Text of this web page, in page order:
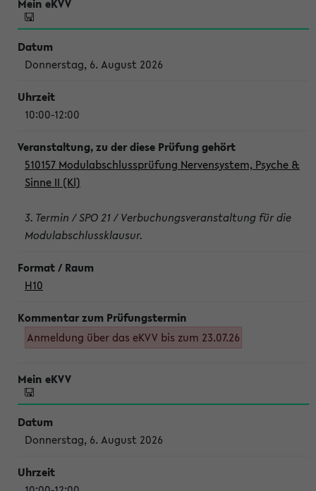
Donnerstag, 6. August 2026
10:00-12:00
510157 Modulabschlussprüfung Nervensystem, Psyche &
Sinne II (Kl)
3. Termin / SPO 21 / Verbuchungsveranstaltung für die
Modulabschlussklausur.
H10
Anmeldung über das eKVV bis zum 23.07.26
Donnerstag, 6. August 2026